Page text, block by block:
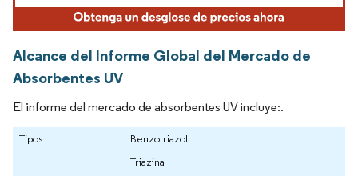
Alcance del Informe Global del Mercado de
Absorbentes UV
El informe del mercado de absorbentes UV incluye:.
Tipos
Benzotriazol
Triazina